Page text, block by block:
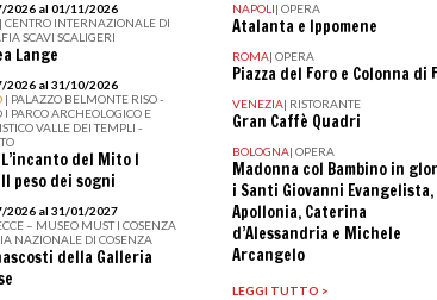
2026 al 01/11/2026
| CENTRO INTERNAZIONALE DI
SCAVI SCALIGERI
Lange
2026 al 31/10/2026
| PALAZZO BELMONTE RISO -
I PARCO ARCHEOLOGICO E
VALLE DEI TEMPLI -
del Mito I
peso dei sogni
2026 al 31/01/2027
– MUSEO MUST I COSENZA
NAZIONALE DI COSENZA
della Galleria
NAPOLI| OPERA
Atalanta e Ippomene
ROMA| OPERA
Piazza del Foro e Colonna di
VENEZIA| RISTORANTE
Gran Caffè Quadri
BOLOGNA| OPERA
Madonna col Bambino in
i Santi Giovanni Evangelista,
Apollonia, Caterina
d’Alessandria e Michele
Arcangelo
LEGGI TUTTO >